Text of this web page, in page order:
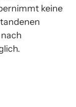
keine